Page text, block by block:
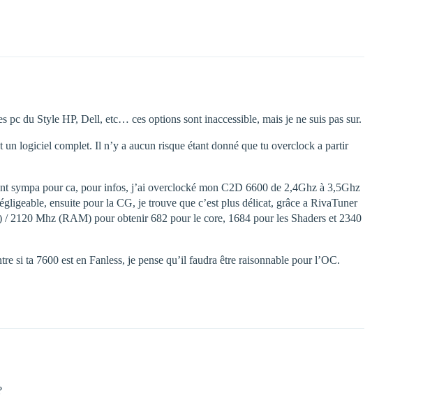
du Style HP, Dell, etc… ces options sont inaccessible, mais je ne suis pas sur.
logiciel complet. Il n’y a aucun risque étant donné que tu overclock a partir
sympa pour ca, pour infos, j’ai overclocké mon C2D 6600 de 2,4Ghz à 3,5Ghz
ensuite pour la CG, je trouve que c’est plus délicat, grâce a RivaTuner
2120 Mhz (RAM) pour obtenir 682 pour le core, 1684 pour les Shaders et 2340
si ta 7600 est en Fanless, je pense qu’il faudra être raisonnable pour l’OC.